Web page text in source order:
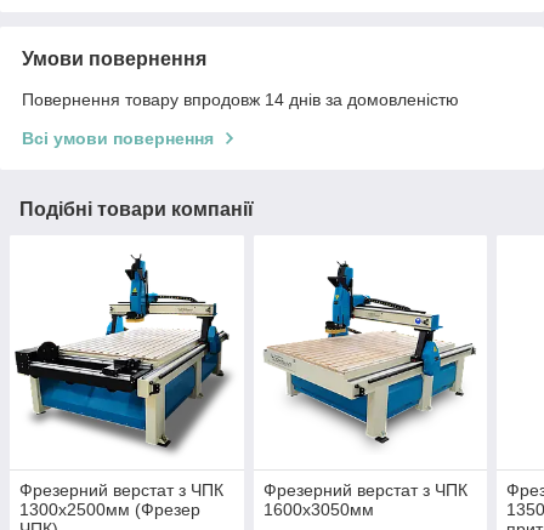
Умови повернення
Повернення товару впродовж 14 днів за домовленістю
Всі умови повернення
Подібні товари компанії
Фрезерний верстат з ЧПК
1300х2500мм (Фрезер
Фрезерний верстат з ЧПК
1600х3050мм